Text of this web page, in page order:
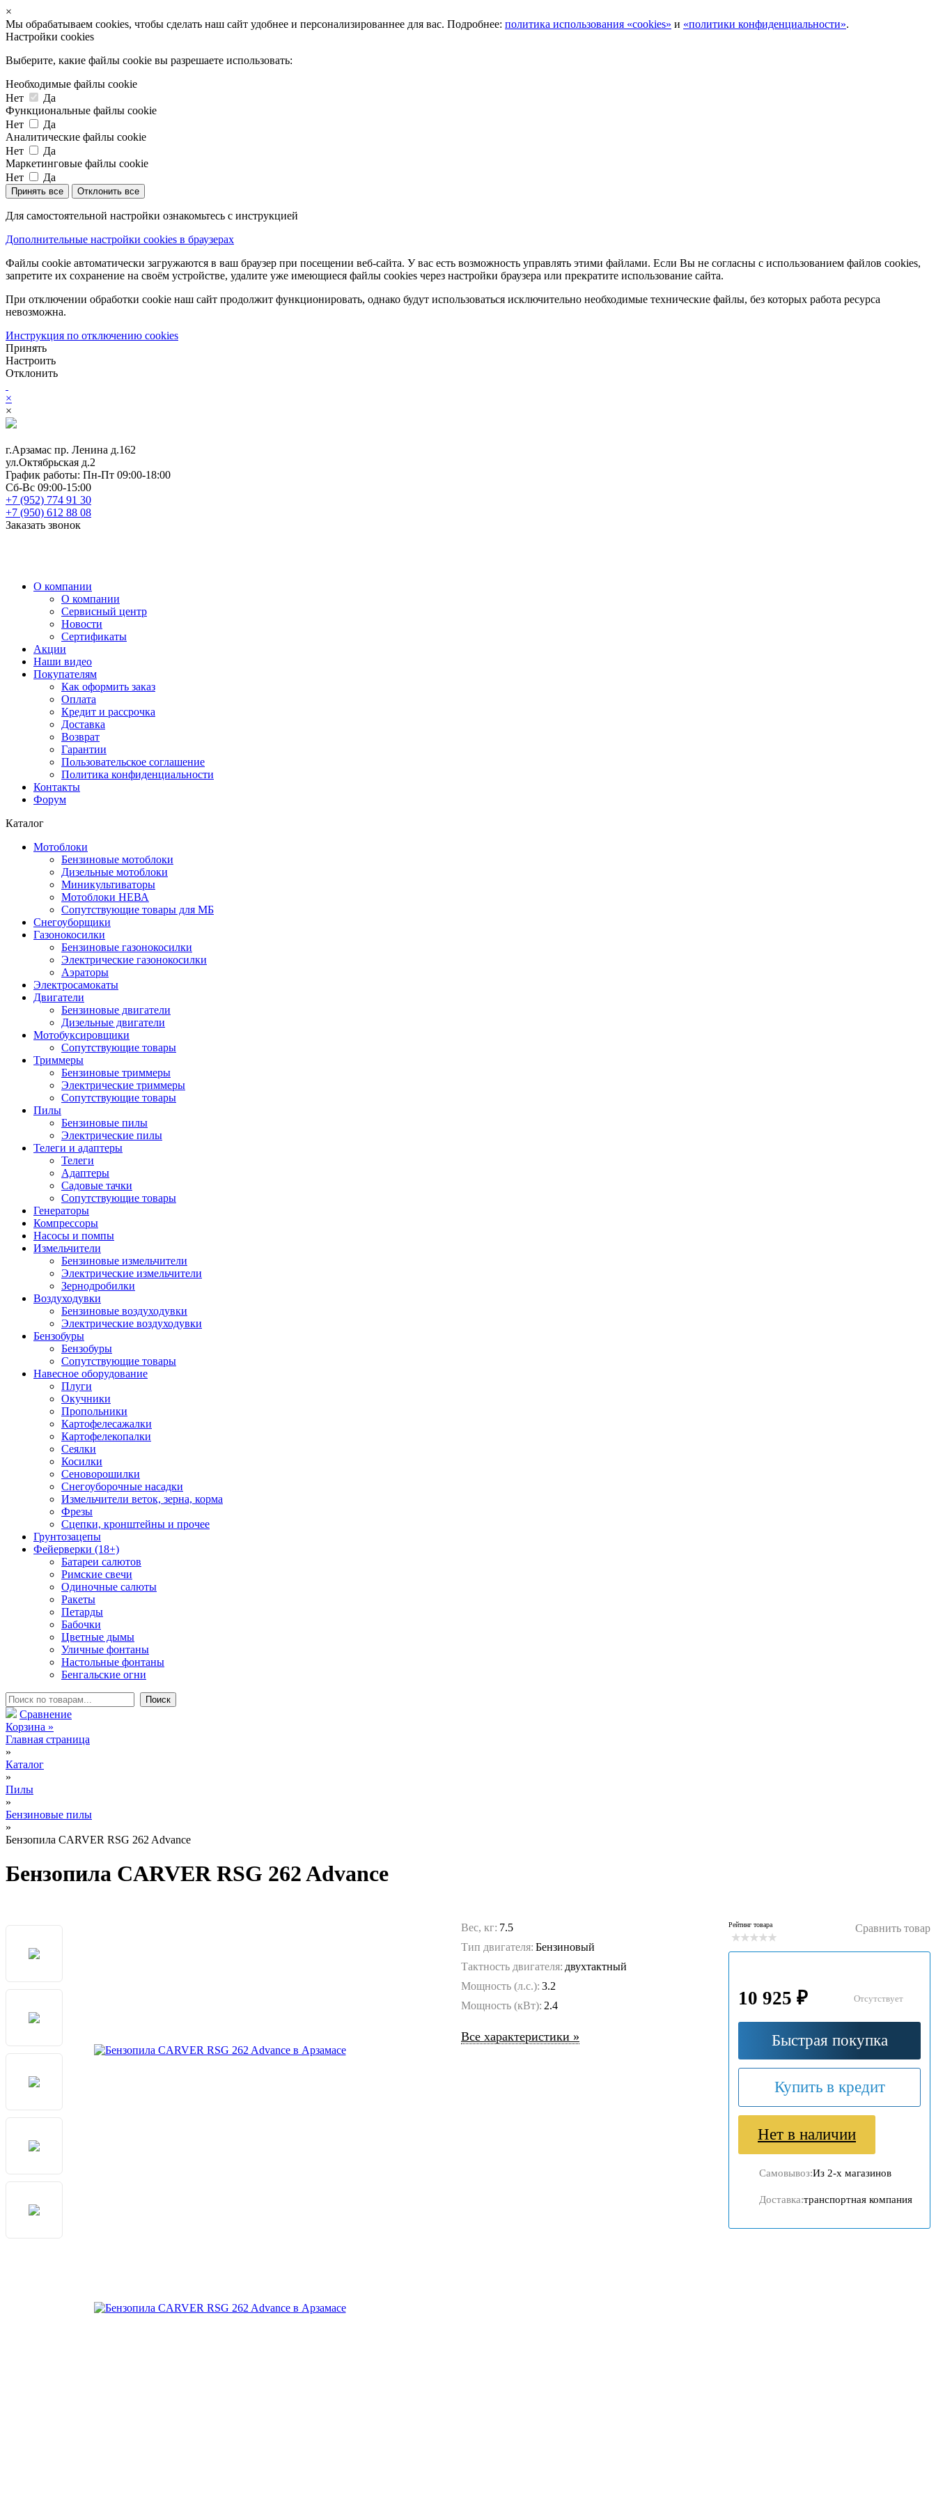
×
Мы обрабатываем cookies, чтобы сделать наш сайт удобнее и персонализированнее для вас. Подробнее: политика использования «cookies» и «политики конфиденциальности».
Настройки cookies
Выберите, какие файлы cookie вы разрешаете использовать:
Необходимые файлы cookie
Нет
Да
Функциональные файлы cookie
Нет
Да
Аналитические файлы cookie
Нет
Да
Маркетинговые файлы cookie
Нет
Да
Принять все Отклонить все
Для самостоятельной настройки ознакомьтесь с инструкцией
Дополнительные настройки cookies в браузерах
Файлы cookie автоматически загружаются в ваш браузер при посещении веб-сайта. У вас есть возможность управлять этими файлами. Если Вы не согласны с использованием файлов cookies,
запретите их сохранение на своём устройстве, удалите уже имеющиеся файлы cookies через настройки браузера или прекратите использование сайта.
При отключении обработки cookie наш сайт продолжит функционировать, однако будут использоваться исключительно необходимые технические файлы, без которых работа ресурса
невозможна.
Инструкция по отключению cookies
Принять
Настроить
Отклонить
×
×
г.Арзамас пр. Ленина д.162
ул.Октябрьская д.2
График работы: Пн-Пт 09:00-18:00
Сб-Вс 09:00-15:00
+7 (952) 774 91 30
+7 (950) 612 88 08
Заказать звонок
О компании
О компании
Сервисный центр
Новости
Сертификаты
Акции
Наши видео
Покупателям
Как оформить заказ
Оплата
Кредит и рассрочка
Доставка
Возврат
Гарантии
Пользовательское соглашение
Политика конфиденциальности
Контакты
Форум
Каталог
Мотоблоки
Бензиновые мотоблоки
Дизельные мотоблоки
Миникультиваторы
Мотоблоки НЕВА
Сопутствующие товары для МБ
Снегоуборщики
Газонокосилки
Бензиновые газонокосилки
Электрические газонокосилки
Аэраторы
Электросамокаты
Двигатели
Бензиновые двигатели
Дизельные двигатели
Мотобуксировщики
Сопутствующие товары
Триммеры
Бензиновые триммеры
Электрические триммеры
Сопутствующие товары
Пилы
Бензиновые пилы
Электрические пилы
Телеги и адаптеры
Телеги
Адаптеры
Садовые тачки
Сопутствующие товары
Генераторы
Компрессоры
Насосы и помпы
Измельчители
Бензиновые измельчители
Электрические измельчители
Зернодробилки
Воздуходувки
Бензиновые воздуходувки
Электрические воздуходувки
Бензобуры
Бензобуры
Сопутствующие товары
Навесное оборудование
Плуги
Окучники
Пропольники
Картофелесажалки
Картофелекопалки
Сеялки
Косилки
Сеноворошилки
Снегоуборочные насадки
Измельчители веток, зерна, корма
Фрезы
Сцепки, кронштейны и прочее
Грунтозацепы
Фейерверки (18+)
Батареи салютов
Римские свечи
Одиночные салюты
Ракеты
Петарды
Бабочки
Цветные дымы
Уличные фонтаны
Настольные фонтаны
Бенгальские огни
Сравнение
Корзина »
Главная страница
»
Каталог
»
Пилы
»
Бензиновые пилы
»
Бензопила CARVER RSG 262 Advance
Бензопила CARVER RSG 262 Advance
Вес, кг: 7.5
Тип двигателя: Бензиновый
Тактность двигателя: двухтактный
Мощность (л.с.): 3.2
Мощность (кВт): 2.4
Все характеристики »
Рейтинг товара Сравнить товар
10 925 ₽ Отсутствует
Быстрая покупка
Купить в кредит
Нет в наличии
Самовывоз:Из 2-х магазинов
Доставка:транспортная компания